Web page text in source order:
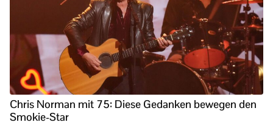
Chris Norman mit 75: Diese Gedanken bewegen den
Smokie-Star